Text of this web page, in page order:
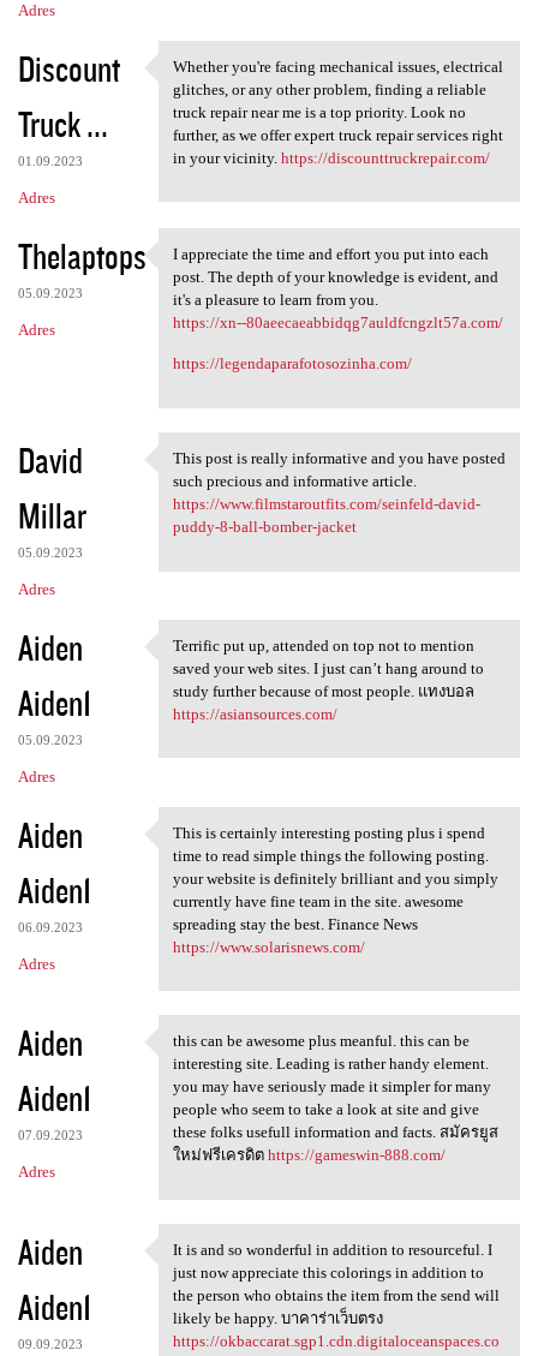
Adres
Discount
Truck ...
01.09.2023
Adres
Whether you're facing
Whether you're facing mechanical issues, electrical
glitches, or any other problem, finding a reliable
truck repair near me is a top priority. Look no
further, as we offer expert truck repair services right
in your vicinity. https://discounttruckrepair.com/
Thelaptops
05.09.2023
Adres
I appreciate the time and
I appreciate the time and effort you put into each
post. The depth of your knowledge is evident, and
it's a pleasure to learn from you.
https://xn--80aeecaeabbidqg7auldfcngzlt57a.com/
https://legendaparafotosozinha.com/
David
Millar
05.09.2023
Adres
This post is really
This post is really informative and you have posted
such precious and informative article.
https://www.filmstaroutfits.com/seinfeld-david-
puddy-8-ball-bomber-jacket
Aiden
Aiden1
05.09.2023
Adres
Terrific put up, attended on
Terrific put up, attended on top not to mention
saved your web sites. I just can’t hang around to
study further because of most people. แทงบอล
https://asiansources.com/
Aiden
Aiden1
06.09.2023
Adres
This is certainly interesting
This is certainly interesting posting plus i spend
time to read simple things the following posting.
your website is definitely brilliant and you simply
currently have fine team in the site. awesome
spreading stay the best. Finance News
https://www.solarisnews.com/
Aiden
Aiden1
07.09.2023
Adres
this can be awesome plus
this can be awesome plus meanful. this can be
interesting site. Leading is rather handy element.
you may have seriously made it simpler for many
people who seem to take a look at site and give
these folks usefull information and facts. สมัครยูส
ใหม่ฟรีเครดิต https://gameswin-888.com/
Aiden
Aiden1
09.09.2023
It is and so wonderful in
It is and so wonderful in addition to resourceful. I
just now appreciate this colorings in addition to
the person who obtains the item from the send will
likely be happy. บาคาร่าเว็บตรง
https://okbaccarat.sgp1.cdn.digitaloceanspaces.co